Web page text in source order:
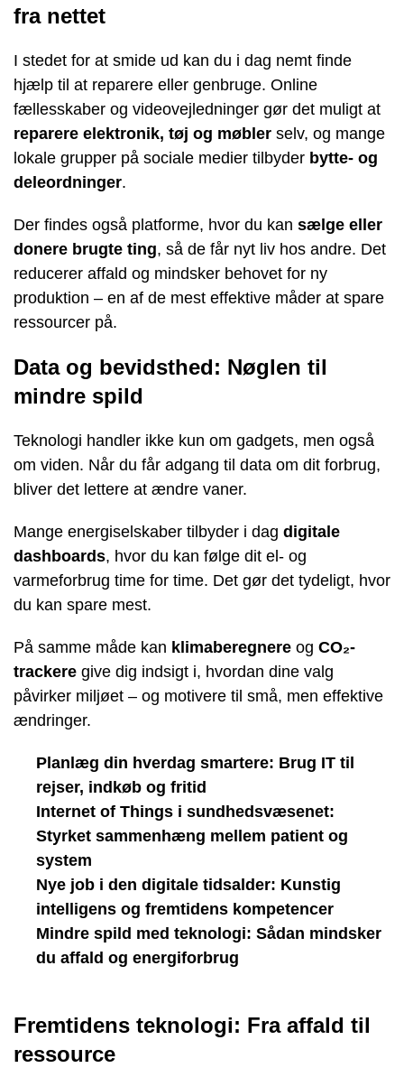
fra nettet
I stedet for at smide ud kan du i dag nemt finde
hjælp til at reparere eller genbruge. Online
fællesskaber og videovejledninger gør det muligt at
reparere elektronik, tøj og møbler selv, og mange
lokale grupper på sociale medier tilbyder bytte- og
deleordninger.
Der findes også platforme, hvor du kan sælge eller
donere brugte ting, så de får nyt liv hos andre. Det
reducerer affald og mindsker behovet for ny
produktion – en af de mest effektive måder at spare
ressourcer på.
Data og bevidsthed: Nøglen til
mindre spild
Teknologi handler ikke kun om gadgets, men også
om viden. Når du får adgang til data om dit forbrug,
bliver det lettere at ændre vaner.
Mange energiselskaber tilbyder i dag digitale
dashboards, hvor du kan følge dit el- og
varmeforbrug time for time. Det gør det tydeligt, hvor
du kan spare mest.
På samme måde kan klimaberegnere og CO₂-
trackere give dig indsigt i, hvordan dine valg
påvirker miljøet – og motivere til små, men effektive
ændringer.
Planlæg din hverdag smartere: Brug IT til
rejser, indkøb og fritid
Internet of Things i sundhedsvæsenet:
Styrket sammenhæng mellem patient og
system
Nye job i den digitale tidsalder: Kunstig
intelligens og fremtidens kompetencer
Mindre spild med teknologi: Sådan mindsker
du affald og energiforbrug
Fremtidens teknologi: Fra affald til
ressource